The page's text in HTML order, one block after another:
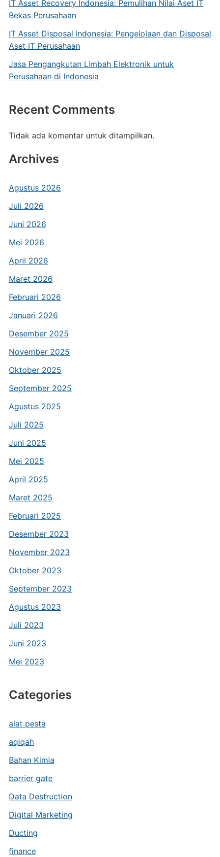
IT Asset Recovery Indonesia: Pemulihan Nilai Aset IT
Bekas Perusahaan
IT Asset Disposal Indonesia: Pengelolaan dan Disposal
Aset IT Perusahaan
Jasa Pengangkutan Limbah Elektronik untuk
Perusahaan di Indonesia
Recent Comments
Tidak ada komentar untuk ditampilkan.
Archives
Agustus 2026
Juli 2026
Juni 2026
Mei 2026
April 2026
Maret 2026
Februari 2026
Januari 2026
Desember 2025
November 2025
Oktober 2025
September 2025
Agustus 2025
Juli 2025
Juni 2025
Mei 2025
April 2025
Maret 2025
Februari 2025
Desember 2023
November 2023
Oktober 2023
September 2023
Agustus 2023
Juli 2023
Juni 2023
Mei 2023
Categories
alat pesta
aqiqah
Bahan Kimia
barrier gate
Data Destruction
Digital Marketing
Ducting
finance